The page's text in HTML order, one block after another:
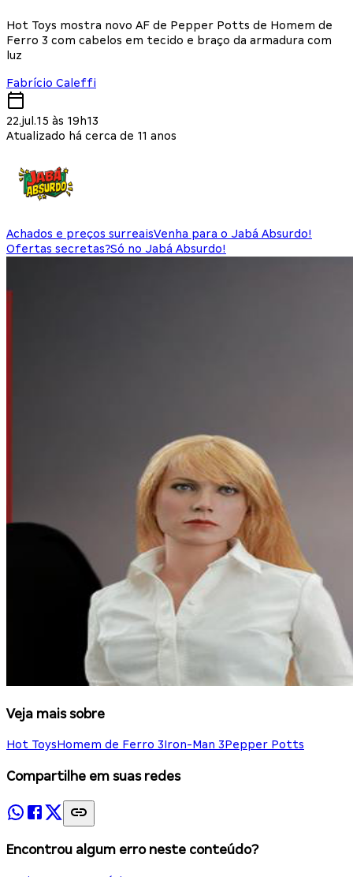
Hot Toys mostra novo AF de Pepper Potts de Homem de
Ferro 3 com cabelos em tecido e braço da armadura com
luz
Fabrício Caleffi
22.jul.15 às 19h13
Atualizado há cerca de 11 anos
Achados e preços surreaisVenha para o Jabá Absurdo!
Ofertas secretas?Só no Jabá Absurdo!
Veja mais sobre
Hot ToysHomem de Ferro 3Iron-Man 3Pepper Potts
Compartilhe em suas redes
Encontrou algum erro neste conteúdo?